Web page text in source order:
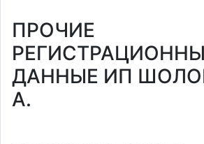
ПРОЧИЕ
ДАННЫЕ ИП
А.